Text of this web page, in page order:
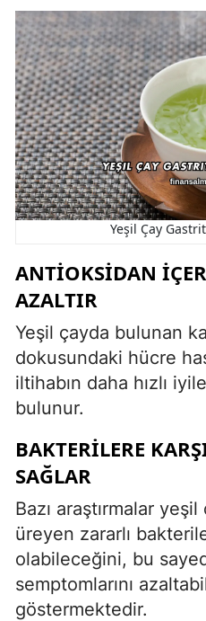
Yeşil Çay
ANTIOKSIDAN
AZALTIR
Yeşil çayda bulunan
dokusundaki hücre
iltihabın daha hızlı
bulunur.
BAKTERILERE
SAĞLAR
Bazı araştırmalar
üreyen zararlı
olabileceğini, bu
semptomlarını
göstermektedir.